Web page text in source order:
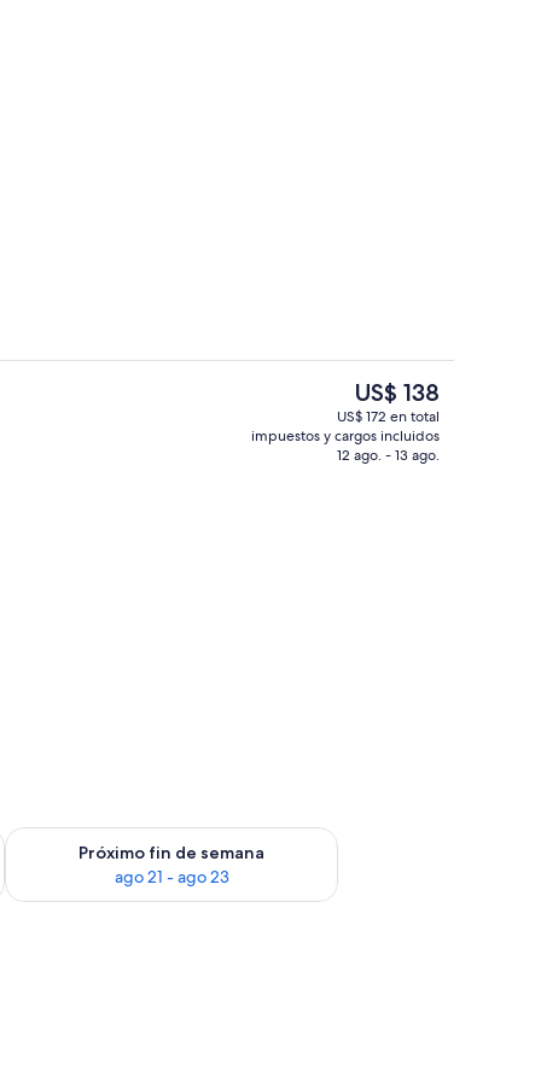
El
precio
actual
es
US$ 138
US$ 172 en total
impuestos y cargos incluidos
12 ago. - 13 ago.
semana ago 14 - ago 16
Próximo fin de semana
ago 21 - ago 23
Consulta la disponibilidad para el próximo fin de semana
laptop, silla y ventana.